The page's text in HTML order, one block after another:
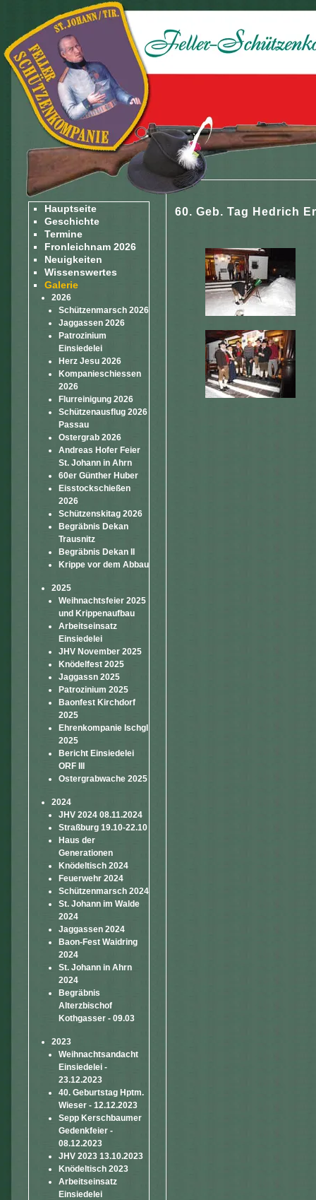
Hauptseite
Geschichte
Termine
Fronleichnam 2026
Neuigkeiten
Wissenswertes
Galerie
2026
Schützenmarsch 2026
Jaggassen 2026
Patrozinium
Einsiedelei
Herz Jesu 2026
Kompanieschiessen
2026
Flurreinigung 2026
Schützenausflug 2026
Passau
Ostergrab 2026
Andreas Hofer Feier
St. Johann in Ahrn
60er Günther Huber
Eisstockschießen
2026
Schützenskitag 2026
Begräbnis Dekan
Trausnitz
Begräbnis Dekan II
Krippe vor dem Abbau
2025
Weihnachtsfeier 2025
und Krippenaufbau
Arbeitseinsatz
Einsiedelei
JHV November 2025
Knödelfest 2025
Jaggassn 2025
Patrozinium 2025
Baonfest Kirchdorf
2025
Ehrenkompanie Ischgl
2025
Bericht Einsiedelei
ORF III
Ostergrabwache 2025
2024
JHV 2024 08.11.2024
Straßburg 19.10-22.10
Haus der
Generationen
Knödeltisch 2024
Feuerwehr 2024
Schützenmarsch 2024
St. Johann im Walde
2024
Jaggassen 2024
Baon-Fest Waidring
2024
St. Johann in Ahrn
2024
Begräbnis
Alterzbischof
Kothgasser - 09.03
2023
Weihnachtsandacht
Einsiedelei -
23.12.2023
40. Geburtstag Hptm.
Wieser - 12.12.2023
Sepp Kerschbaumer
Gedenkfeier -
08.12.2023
JHV 2023 13.10.2023
Knödeltisch 2023
Arbeitseinsatz
Einsiedelei
60. Geb. Tag Hedrich